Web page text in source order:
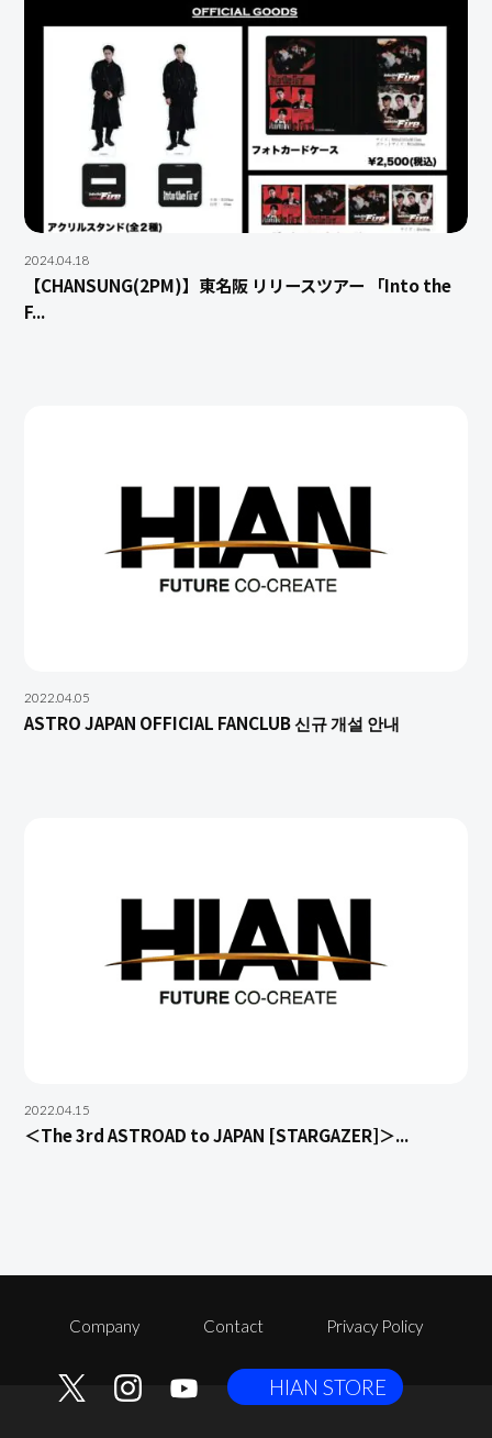
2024.04.18
【CHANSUNG(2PM)】東名阪 リリースツアー 「Into the
F...
2022.04.05
ASTRO JAPAN OFFICIAL FANCLUB 신규 개설 안내
2022.04.15
＜The 3rd ASTROAD to JAPAN [STARGAZER]＞...
Company Contact Privacy Policy
HIAN STORE